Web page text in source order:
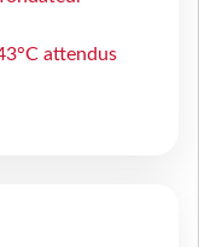
attendus